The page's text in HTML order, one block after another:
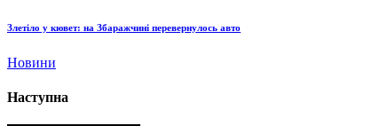
Злетіло у кювет: на Збаражчині перевернулось авто
Новини
Наступна